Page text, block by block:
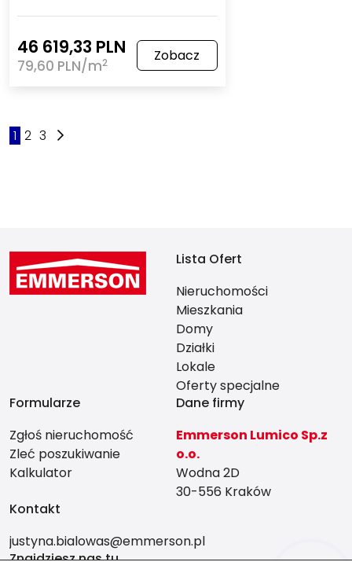
46 619,33 PLN
79,60 PLN/m2 Zobacz
1 2 3
Lista Ofert
Nieruchomości
Mieszkania
Domy
Działki
Lokale
Oferty specjalne
Formularze
Zgłoś nieruchomość
Zleć poszukiwanie
Kalkulator
Dane firmy
Emmerson Lumico Sp.z
o.o.
Wodna 2D
30-556 Kraków
Kontakt
justyna.bialowas@emmerson.pl